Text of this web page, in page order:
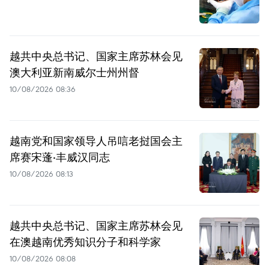
越共中央总书记、国家主席苏林会见
澳大利亚新南威尔士州州督
10/08/2026 08:36
越南党和国家领导人吊唁老挝国会主
席赛宋蓬·丰威汉同志
10/08/2026 08:13
越共中央总书记、国家主席苏林会见
在澳越南优秀知识分子和科学家
10/08/2026 08:08